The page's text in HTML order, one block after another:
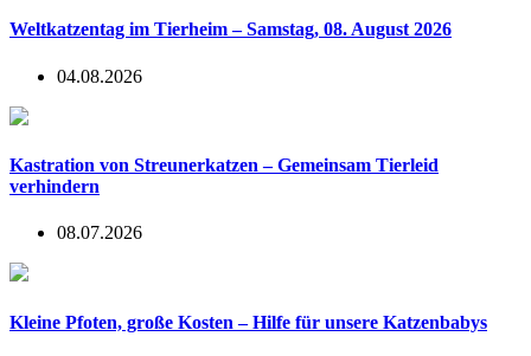
Weltkatzentag im Tierheim – Samstag, 08. August 2026
04.08.2026
Kastration von Streunerkatzen – Gemeinsam Tierleid
verhindern
08.07.2026
Kleine Pfoten, große Kosten – Hilfe für unsere Katzenbabys